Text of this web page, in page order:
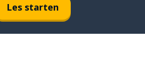
Les starten